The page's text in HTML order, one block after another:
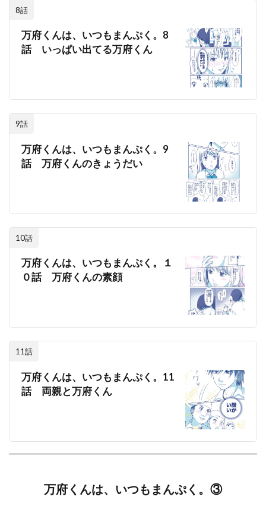
8話
万府くんは、いつもまんぷく。8
話 いっぱい出てる万府くん
9話
万府くんは、いつもまんぷく。9
話 万府くんのきょうだい
10話
万府くんは、いつもまんぷく。１
０話 万府くんの素顔
11話
万府くんは、いつもまんぷく。11
話 両親と万府くん
万府くんは、いつもまんぷく。③